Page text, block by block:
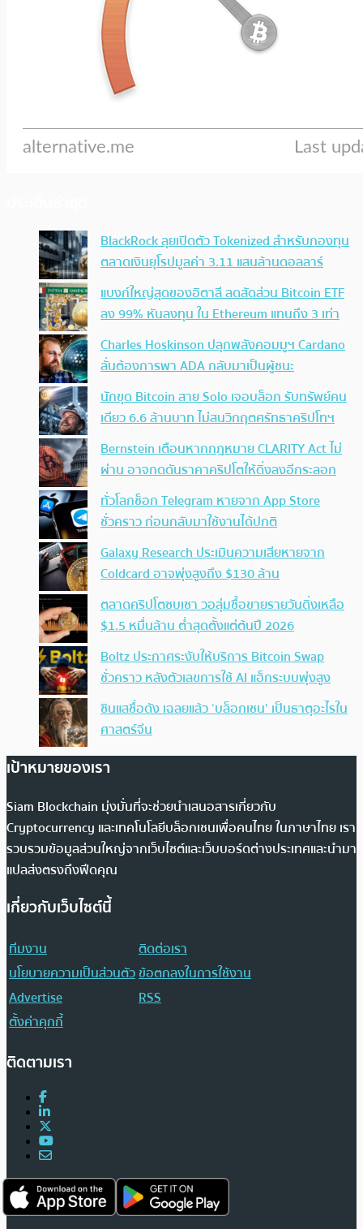
BlackRock ลุยเปิดตัว Tokenized สำหรับกองทุน
ตลาดเงินยุโรปมูลค่า 3.11 แสนล้านดอลลาร์
แบงก์ใหญ่สุดของอิตาลี ลดสัดส่วน Bitcoin ETF
ลง 99% หันลงทุน ใน Ethereum แทนถึง 3 เท่า
Charles Hoskinson ปลุกพลังคอมมูฯ Cardano
ลั่นต้องการพา ADA กลับมาเป็นผู้ชนะ
นักขุด Bitcoin สาย Solo เจอบล็อก รับทรัพย์คน
เดียว 6.6 ล้านบาท ไม่สนวิกฤตศรัทธาคริปโทฯ
Bernstein เตือนหากกฎหมาย CLARITY Act ไม่
ผ่าน อาจกดดันราคาคริปโตให้ดิ่งลงอีกระลอก
ทั่วโลกช็อก Telegram หายจาก App Store
ชั่วคราว ก่อนกลับมาใช้งานได้ปกติ
Galaxy Research ประเมินความเสียหายจาก
Coldcard อาจพุ่งสูงถึง $130 ล้าน
ตลาดคริปโตซบเซา วอลุ่มซื้อขายรายวันดิ่งเหลือ
$1.5 หมื่นล้าน ต่ำสุดตั้งแต่ต้นปี 2026
Boltz ประกาศระงับให้บริการ Bitcoin Swap
ชั่วคราว หลังตัวเลขการใช้ AI แฮ็กระบบพุ่งสูง
ซินแสชื่อดัง เฉลยแล้ว ‘บล็อกเชน’ เป็นธาตุอะไรใน
ศาสตร์จีน
เป้าหมายของเรา
Siam Blockchain มุ่งมั่นที่จะช่วยนำเสนอสารเกี่ยวกับ
Cryptocurrency และเทคโนโลยีบล็อกเชนเพื่อคนไทย ในภาษาไทย เรา
รวบรวมข้อมูลส่วนใหญ่จากเว็บไซต์และเว็บบอร์ดต่างประเทศและนำมา
แปลส่งตรงถึงฟีดคุณ
เกี่ยวกับเว็บไซต์นี้
ทีมงาน
ติดต่อเรา
นโยบายความเป็นส่วนตัวข้อตกลงในการใช้งาน
Advertise
RSS
ตั้งค่าคุกกี้
ติดตามเรา